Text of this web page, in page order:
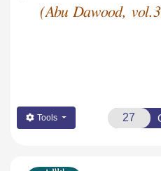
(Abu Dawood,
Tools